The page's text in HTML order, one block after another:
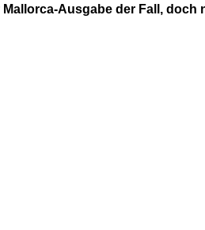
Ausgabe der Fall, doch